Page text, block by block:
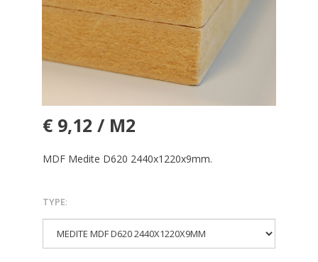
€ 9,12 / M2
MDF Medite D620 2440x1220x9mm.
TYPE: